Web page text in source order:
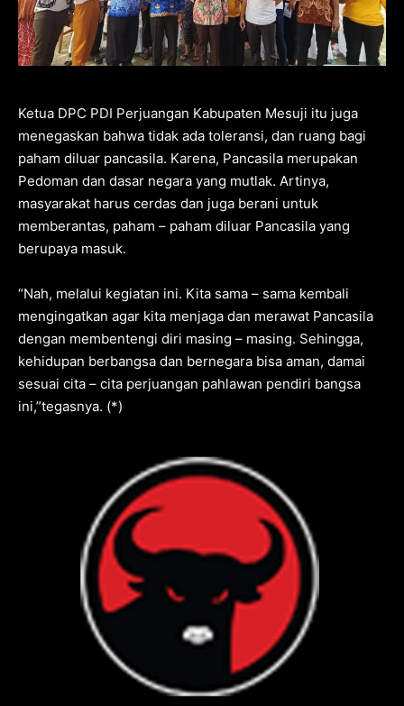
Ketua DPC PDI Perjuangan Kabupaten Mesuji itu juga
menegaskan bahwa tidak ada toleransi, dan ruang bagi
paham diluar pancasila. Karena, Pancasila merupakan
Pedoman dan dasar negara yang mutlak. Artinya,
masyarakat harus cerdas dan juga berani untuk
memberantas, paham – paham diluar Pancasila yang
berupaya masuk.
“Nah, melalui kegiatan ini. Kita sama – sama kembali
mengingatkan agar kita menjaga dan merawat Pancasila
dengan membentengi diri masing – masing. Sehingga,
kehidupan berbangsa dan bernegara bisa aman, damai
sesuai cita – cita perjuangan pahlawan pendiri bangsa
ini,”tegasnya. (*)